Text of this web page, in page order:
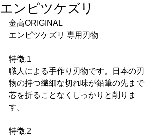
エンピツケズリ
金高ORIGINAL
エンピツケズリ 専用刃物
特徴.1
職人による手作り刃物です。日本の刃
物の持つ繊細な切れ味が鉛筆の先まで
芯を折ることなくしっかりと削りま
す。
特徴.2